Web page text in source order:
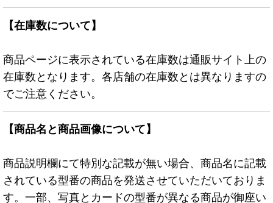
【在庫数について】
商品ページに表示されている在庫数は通販サイト上の
在庫数となります。各店舗の在庫数とは異なりますの
でご注意ください。
【商品名と商品画像について】
商品説明欄にて特別な記載が無い場合、商品名に記載
されている型番の商品を発送させていただいておりま
す。一部、写真とカードの型番が異なる商品が御座い